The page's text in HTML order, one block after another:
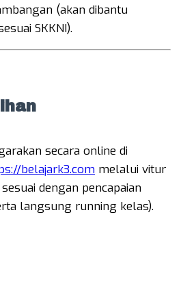
(akan dibantu
SKKNI).
secara online di
belajark3.com melalui vitur
dengan pencapaian
langsung running kelas).